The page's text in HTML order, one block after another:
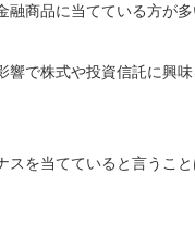
融商品に当てている方が多
響で株式や投資信託に興
スを当てていると言うこ